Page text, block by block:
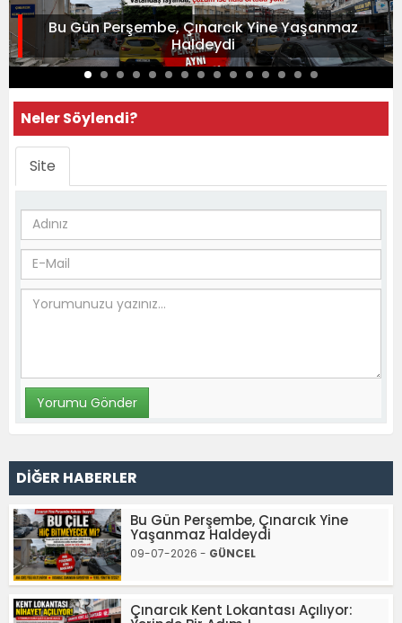
Bu Gün Perşembe, Çınarcık Yine Yaşanmaz
Haldeydi
Neler Söylendi?
Site
DİĞER HABERLER
Bu Gün Perşembe, Çınarcık Yine
Yaşanmaz Haldeydi
09-07-2026 - GÜNCEL
Çınarcık Kent Lokantası Açılıyor: